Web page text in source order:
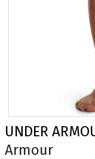
UNDER
Armour